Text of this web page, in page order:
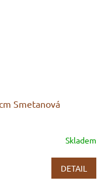
Smetanová
Skladem
DETAIL